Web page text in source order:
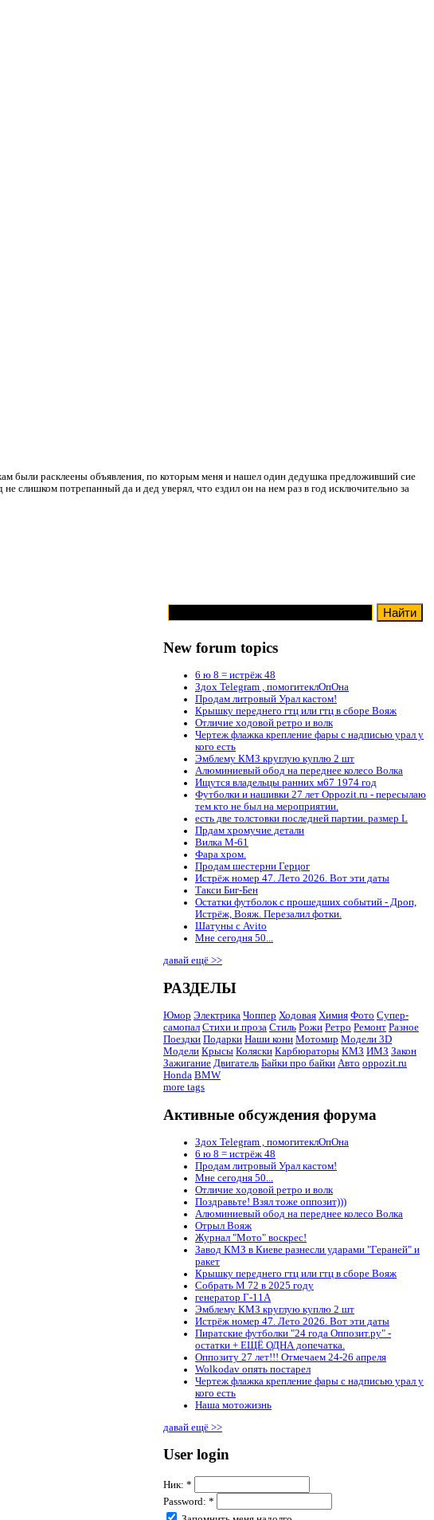
были расклеены объявления, по которым меня и нашел один дедушка предложивший сие
потрепанный да и дед уверял, что ездил он на нем раз в год исключительно за
New forum topics
6 ю 8 = истрёж 48
Здох Telegram , помогитеклОпОна
Продам литровый Урал кастом!
Крышку переднего гтц или гтц в сборе Вояж
Отличие ходовой ретро и волк
Чертеж флажка крепление фары с надписью урал у
кого есть
Эмблему КМЗ круглую куплю 2 шт
Алюминиевый обод на переднее колесо Волка
Ищутся владельцы ранних м67 1974 год
Футболки и нашивки 27 лет Oppozit.ru - пересылаю
тем кто не был на мероприятии.
есть две толстовки последней партии. размер L
Прдам хромучие детали
Вилка М-61
Фара хром.
Продам шестерни Герцог
Истрёж номер 47. Лето 2026. Вот эти даты
Такси Биг-Бен
Остатки футболок с прошедших событий - Дроп,
Истрёж, Вояж. Перезалил фотки.
Шатуны с Avito
Мне сегодня 50...
давай ещё >>
РАЗДЕЛЫ
Юмор Электрика Чоппер Ходовая Химия Фото Супер-
самопал Стихи и проза Стиль Рожи Ретро Ремонт Разное
Поездки Подарки Наши кони Мотомир Модели 3D
Модели Крысы Коляски Карбюраторы КМЗ ИМЗ Закон
Зажигание Двигатель Байки про байки Авто oppozit.ru
Honda BMW
more tags
Активные обсуждения форума
Здох Telegram , помогитеклОпОна
6 ю 8 = истрёж 48
Продам литровый Урал кастом!
Мне сегодня 50...
Отличие ходовой ретро и волк
Поздравьте! Взял тоже оппозит)))
Алюминиевый обод на переднее колесо Волка
Отрыл Вояж
Журнал "Мото" воскрес!
Завод КМЗ в Киеве разнесли ударами "Гераней" и
ракет
Крышку переднего гтц или гтц в сборе Вояж
Собрать М 72 в 2025 году
генератор Г-11А
Эмблему КМЗ круглую куплю 2 шт
Истрёж номер 47. Лето 2026. Вот эти даты
Пиратские футболки "24 года Оппозит.ру" -
остатки + ЕЩЁ ОДНА допечатка.
Оппозиту 27 лет!!! Отмечаем 24-26 апреля
Wolkodav опять постарел
Чертеж флажка крепление фары с надписью урал у
кого есть
Наша мотожизнь
давай ещё >>
User login
Ник: *
Password: *